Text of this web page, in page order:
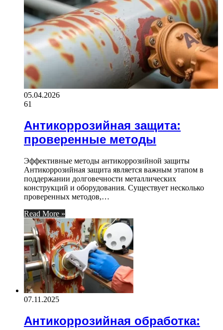
05.04.2026
61
Антикоррозийная защита:
проверенные методы
Эффективные методы антикоррозийной защиты
Антикоррозийная защита является важным этапом в
поддержании долговечности металлических
конструкций и оборудования. Существует несколько
проверенных методов,…
Read More »
07.11.2025
Антикоррозийная обработка: